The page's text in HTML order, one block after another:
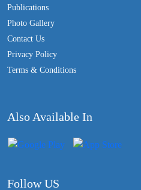
Publications
Photo Gallery
Contact Us
Privacy Policy
Terms & Conditions
Also Available In
Follow US